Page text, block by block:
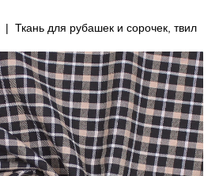
Ткань для рубашек и сорочек, твил